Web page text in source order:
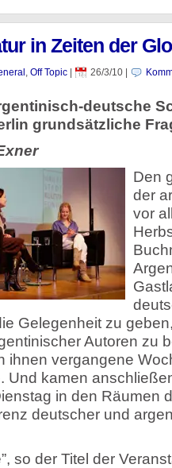
in Zeiten der
, Off Topic| 26/3/10|
deutsche
grundsätzliche
Den
der
vor
Gelegenheit zu
Autoren zu
ihnen vergangene
Und kamen
in den Räumen
deutscher und
so der Titel der